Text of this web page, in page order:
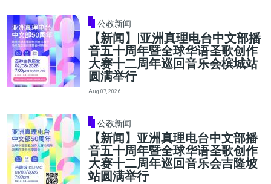
公教新闻
【新闻】|亚洲真理电台中文部播
音五十周年暨全球华语圣歌创作
大赛十二周年巡回音乐会槟城站
圆满举行
Aug 07, 2026
公教新闻
【新闻】亚洲真理电台中文部播
音五十周年暨全球华语圣歌创作
大赛十二周年巡回音乐会吉隆坡
站圆满举行